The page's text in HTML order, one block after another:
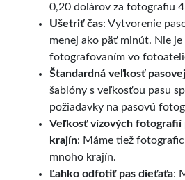
0,20 dolárov za fotografiu
Ušetriť čas: Vytvorenie
menej ako päť minút. Nie
fotografovaním vo
Štandardná veľkosť
šablóny s veľkosťou pasu
požiadavky na pasovú
Veľkosť vízových fotografií
krajín: Máme tiež
mnoho krajín.
Ľahko odfotiť pas dieťaťa: